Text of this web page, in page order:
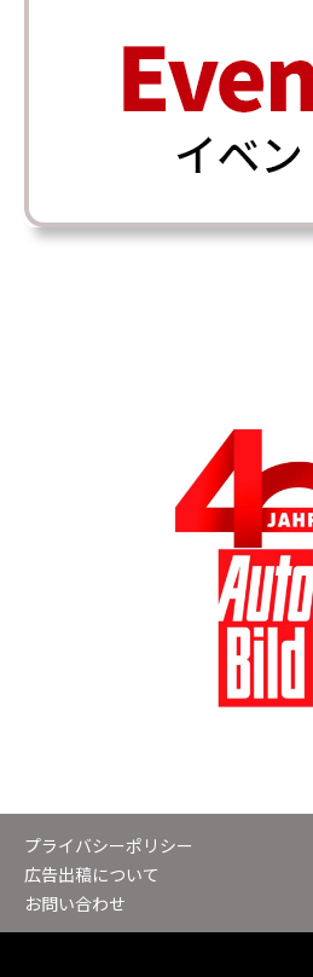
プライバシーポリシー
広告出稿について
お問い合わせ